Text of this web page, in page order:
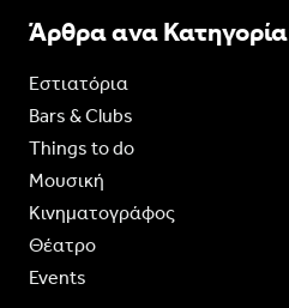
Άρθρα ανα Κατηγορία
Εστιατόρια
Bars & Clubs
Things to do
Moυσική
Κινηματογράφος
Θέατρο
Events